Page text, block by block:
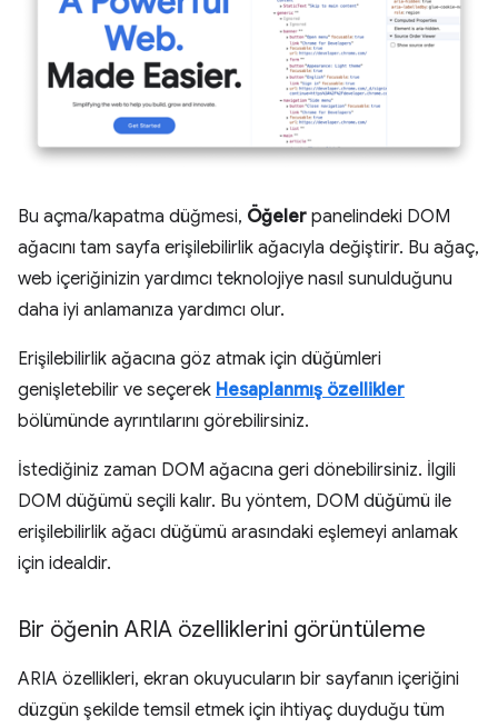
Bu açma/kapatma düğmesi, Öğeler panelindeki DOM
ağacını tam sayfa erişilebilirlik ağacıyla değiştirir. Bu ağaç,
web içeriğinizin yardımcı teknolojiye nasıl sunulduğunu
daha iyi anlamanıza yardımcı olur.
Erişilebilirlik ağacına göz atmak için düğümleri
genişletebilir ve seçerek Hesaplanmış özellikler
bölümünde ayrıntılarını görebilirsiniz.
İstediğiniz zaman DOM ağacına geri dönebilirsiniz. İlgili
DOM düğümü seçili kalır. Bu yöntem, DOM düğümü ile
erişilebilirlik ağacı düğümü arasındaki eşlemeyi anlamak
için idealdir.
Bir öğenin ARIA özelliklerini görüntüleme
ARIA özellikleri, ekran okuyucuların bir sayfanın içeriğini
düzgün şekilde temsil etmek için ihtiyaç duyduğu tüm